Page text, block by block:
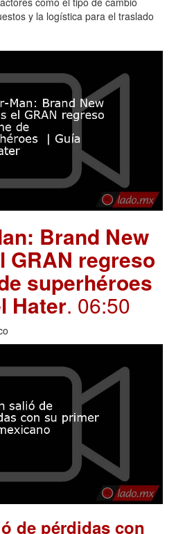
y la logística para el traslado
Brand New
GRAN regreso
superhéroes
Hater. 06:50
de pérdidas con